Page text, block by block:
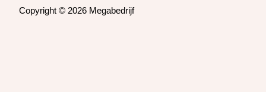
Copyright © 2026 Megabedrijf